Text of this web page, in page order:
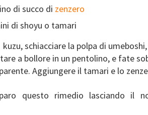
di succo di zenzero
di shoyu o tamari
schiacciare la polpa di
a bollore in un pentolino, e fate
Aggiungere il tamari e lo
questo rimedio lasciando il